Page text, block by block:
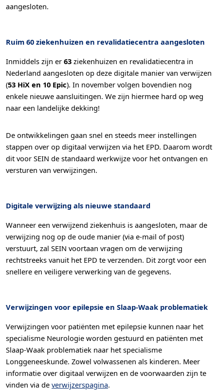
zien of wij de juiste doelgroep bereiken.
Interesses
Om het gebruik van de website af te
stemmen op uw wensen en interesses.
aangesloten.
Ruim 60 ziekenhuizen en revalidatiecentra aangesloten
Inmiddels zijn er 63 ziekenhuizen en revalidatiecentra in
Nederland aangesloten op deze digitale manier van verwijzen
(53 HiX en 10 Epic). In november volgen bovendien nog
enkele nieuwe aansluitingen. We zijn hiermee hard op weg
naar een landelijke dekking!
De ontwikkelingen gaan snel en steeds meer instellingen
stappen over op digitaal verwijzen via het EPD. Daarom wordt
dit voor SEIN de standaard werkwijze voor het ontvangen en
versturen van verwijzingen.
Digitale verwijzing als nieuwe standaard
Wanneer een verwijzend ziekenhuis is aangesloten, maar de
verwijzing nog op de oude manier (via e-mail of post)
verstuurt, zal SEIN voortaan vragen om de verwijzing
rechtstreeks vanuit het EPD te verzenden. Dit zorgt voor een
snellere en veiligere verwerking van de gegevens.
Verwijzingen voor epilepsie en Slaap-Waak problematiek
Verwijzingen voor patiënten met epilepsie kunnen naar het
specialisme Neurologie worden gestuurd en patiënten met
Slaap-Waak problematiek naar het specialisme
Longgeneeskunde. Zowel volwassenen als kinderen. Meer
informatie over digitaal verwijzen en de voorwaarden zijn te
vinden via de verwijzerspagina.